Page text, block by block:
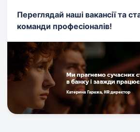
Переглядай наші вакансії та
команди професіоналів!